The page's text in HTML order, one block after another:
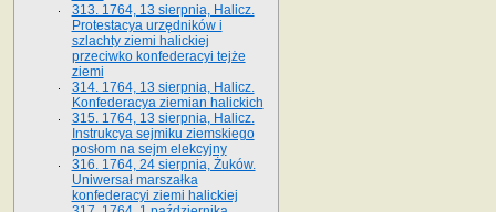
313. 1764, 13 sierpnia, Halicz.
Protestacya urzędników i
szlachty ziemi halickiej
przeciwko konfederacyi tejże
ziemi
314. 1764, 13 sierpnia, Halicz.
Konfederacya ziemian halickich
315. 1764, 13 sierpnia, Halicz.
Instrukcya sejmiku ziemskiego
posłom na sejm elekcyjny
316. 1764, 24 sierpnia, Żuków.
Uniwersał marszałka
konfederacyi ziemi halickiej